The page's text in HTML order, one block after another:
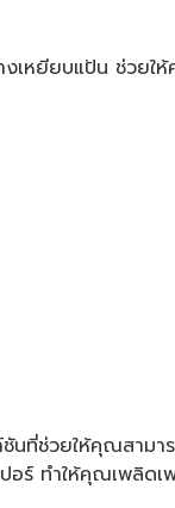
งเหยียบแป้น ช่วย
นที่ช่วยให้คุณสาม
อร์ ทำให้คุณเพลิด